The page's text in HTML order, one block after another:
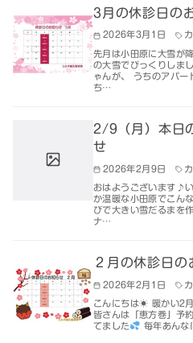
3月の休診日の
2026年3月1日
先月は小田原に大雪が
の大雪でびっくりしま
ゃんが、 うちのアパー
ち…
2/9（月）本日
せ
2026年2月9日
おはようございます♪
か温暖な小田原でこん
びで大きい雪だるまを
ナ…
２月の休診日の
2026年2月1日
こんにちは☀ 暖かい2
皆さんは「恵方巻」予
てました
毎年あんな